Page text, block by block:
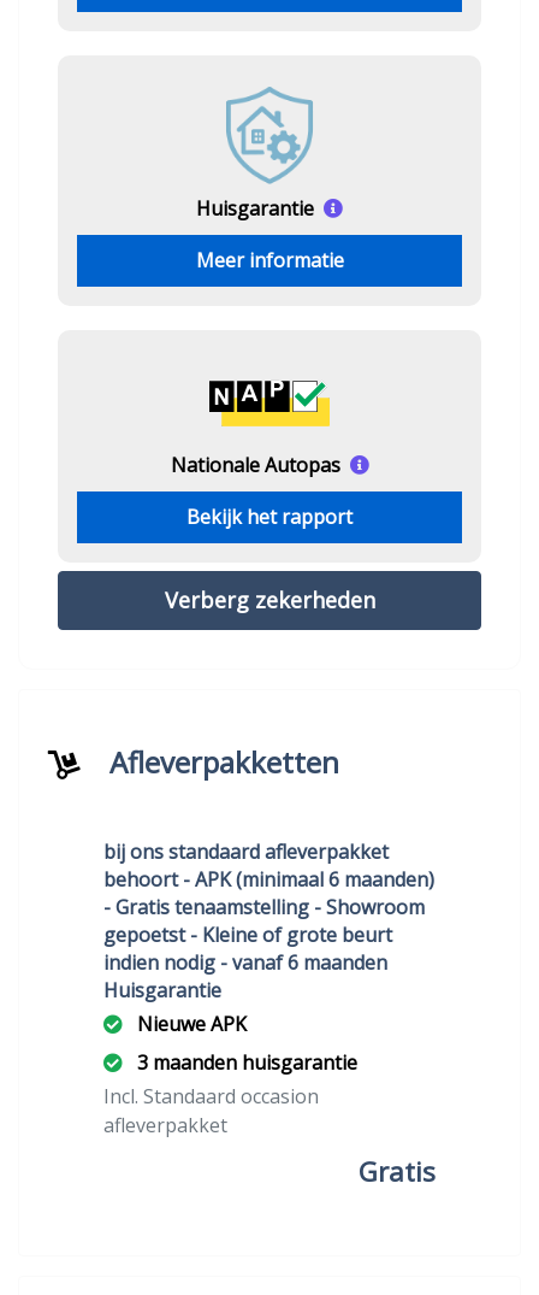
Huisgarantie
Meer informatie
Nationale Autopas
Bekijk het rapport
Verberg zekerheden
Afleverpakketten
bij ons standaard afleverpakket
behoort - APK (minimaal 6 maanden)
- Gratis tenaamstelling - Showroom
gepoetst - Kleine of grote beurt
indien nodig - vanaf 6 maanden
Huisgarantie
Nieuwe APK
3 maanden huisgarantie
Incl. Standaard occasion
afleverpakket
Gratis